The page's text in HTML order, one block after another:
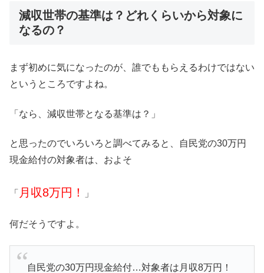
減収世帯の基準は？どれくらいから対象に
なるの？
まず初めに気になったのが、誰でももらえるわけではない
というところですよね。
「なら、減収世帯となる基準は？」
と思ったのでいろいろと調べてみると、自民党の30万円
現金給付の対象者は、およそ
「 月収8万円！ 」
何だそうですよ。
自民党の30万円現金給付…対象者は月収8万円！